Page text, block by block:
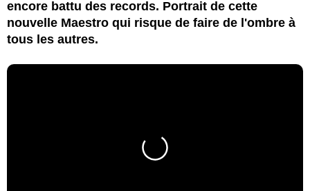
encore battu des records. Portrait de cette
nouvelle Maestro qui risque de faire de l'ombre à
tous les autres.